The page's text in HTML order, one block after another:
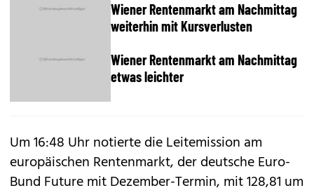
Wiener Rentenmarkt am Nachmittag
weiterhin mit Kursverlusten
Wiener Rentenmarkt am Nachmittag
etwas leichter
Um 16:48 Uhr notierte die Leitemission am
europäischen Rentenmarkt, der deutsche Euro-
Bund Future mit Dezember-Termin, mit 128,81 um